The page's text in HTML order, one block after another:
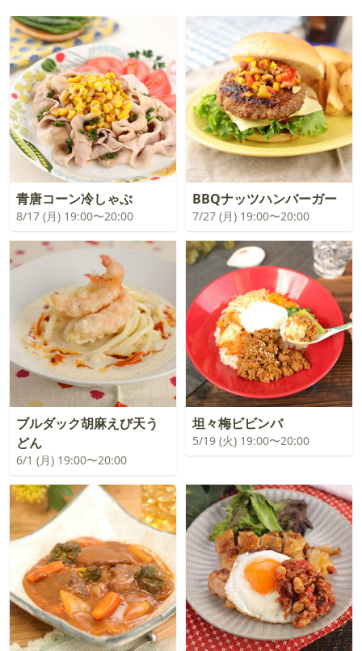
青唐コーン冷しゃぶ
8/17 (月) 19:00〜20:00
BBQナッツハンバーガー
7/27 (月) 19:00〜20:00
ブルダック胡麻えび天う
どん
6/1 (月) 19:00〜20:00
坦々梅ビビンバ
5/19 (火) 19:00〜20:00